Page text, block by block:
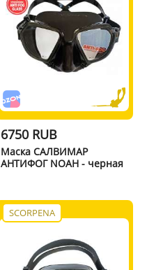
6750 RUB
Маска САЛВИМАР
АНТИФОГ NOAH - черная
SCORPENA